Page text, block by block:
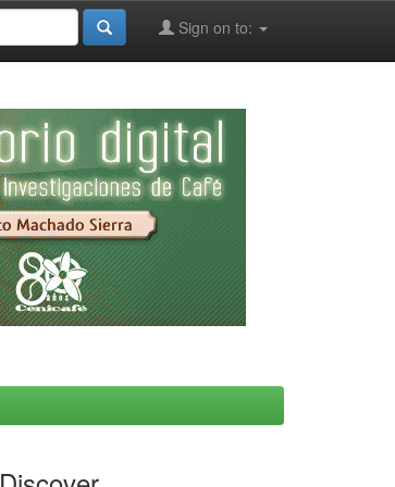
Sign on to: